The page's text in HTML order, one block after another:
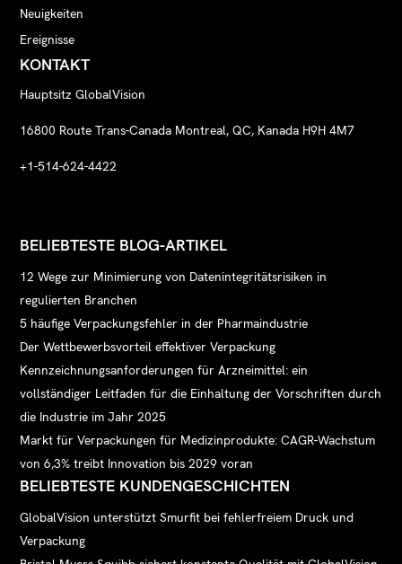
Neuigkeiten
Ereignisse
KONTAKT
Hauptsitz GlobalVision
16800 Route Trans-Canada Montreal, QC, Kanada H9H 4M7
+1-514-624-4422
BELIEBTESTE BLOG-ARTIKEL
12 Wege zur Minimierung von Datenintegritätsrisiken in
regulierten Branchen
5 häufige Verpackungsfehler in der Pharmaindustrie
Der Wettbewerbsvorteil effektiver Verpackung
Kennzeichnungsanforderungen für Arzneimittel: ein
vollständiger Leitfaden für die Einhaltung der Vorschriften durch
die Industrie im Jahr 2025
Markt für Verpackungen für Medizinprodukte: CAGR-Wachstum
von 6,3% treibt Innovation bis 2029 voran
BELIEBTESTE KUNDENGESCHICHTEN
GlobalVision unterstützt Smurfit bei fehlerfreiem Druck und
Verpackung